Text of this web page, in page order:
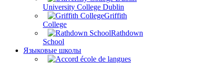
University College Dublin
Griffith
College
Rathdown
School
Языковые школы